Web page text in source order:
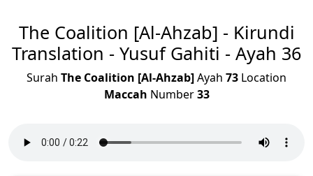
The Coalition [Al-Ahzab] - Kirundi
Translation - Yusuf Gahiti - Ayah 36
Surah The Coalition [Al-Ahzab]Ayah 73 Location
Maccah Number33